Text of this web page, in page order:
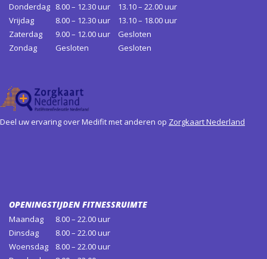
Donderdag 8.00 – 12.30 uur
13.10 – 22.00 uur
Vrijdag
8.00 – 12.30 uur
13.10 – 18.00 uur
Zaterdag
9.00 – 12.00 uur
Gesloten
Zondag
Gesloten Gesloten
Deel uw ervaring over Medifit met anderen op Zorgkaart Nederland
OPENINGSTIJDEN FITNESSRUIMTE
Maandag
8.00 – 22.00 uur
Dinsdag
8.00 – 22.00 uur
Woensdag
8.00 – 22.00 uur